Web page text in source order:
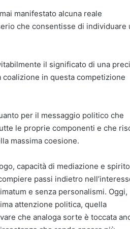
manifestato alcuna reale
che consentisse di individuare
il significato di una
coalizione in questa competizione
per il messaggio politico che
le proprie componenti e che
massima coesione.
capacità di mediazione e spirito
passi indietro
e senza personalismi. Oggi,
attenzione politica, quella
che analoga sorte è toccata